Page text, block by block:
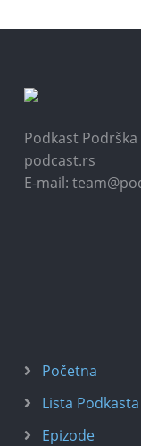
Podkast Podrška
podcast.rs
E-mail:
Početna
Lista Podkasta
Epizode